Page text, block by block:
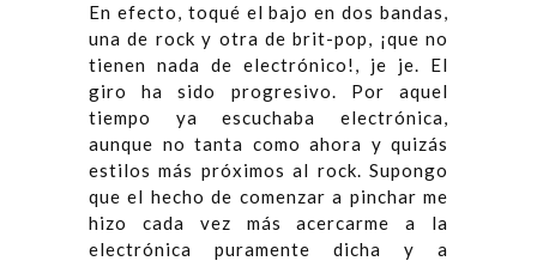
En efecto, toqué el bajo en dos bandas,
una de rock y otra de brit-pop, ¡que no
tienen nada de electrónico!, je je. El
giro ha sido progresivo. Por aquel
tiempo ya escuchaba electrónica,
aunque no tanta como ahora y quizás
estilos más próximos al rock. Supongo
que el hecho de comenzar a pinchar me
hizo cada vez más acercarme a la
electrónica puramente dicha y a